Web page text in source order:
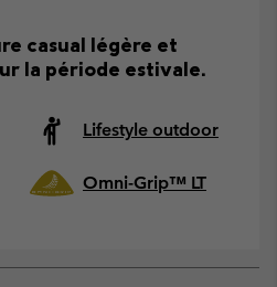
casual légère et
la période estivale.
Lifestyle outdoor
Omni-Grip™ LT